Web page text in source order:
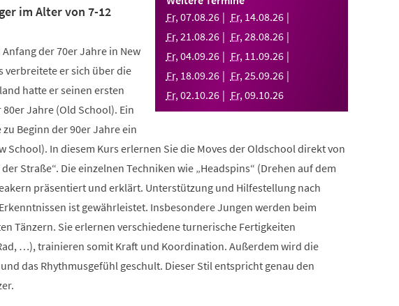
Tab)
Fr,07.08.26 Fr, 14.08.26
Fr,21.08.26 Fr,28.08.26
Fr,04.09.26 Fr, 11.09.26
Fr, 18.09.26 Fr,25.09.26
Fr,02.10.26 Fr,09.10.26
im Alter von 7-12
der 70er Jahre in New
verbreitete er sich über die
hatte er seinen ersten
Jahre (Old School). Ein
Beginn der 90er Jahre ein
School). In diesem Kurs erlernen Sie die Moves der Oldschool direkt von
Straße“. Die einzelnen Techniken wie „Headspins“ (Drehen auf dem
präsentiert und erklärt. Unterstützung und Hilfestellung nach
ist gewährleistet. Insbesondere Jungen werden beim
Tänzern. Sie erlernen verschiedene turnerische Fertigkeiten
…), trainieren somit Kraft und Koordination. Außerdem wird die
das Rhythmusgefühl geschult. Dieser Stil entspricht genau den